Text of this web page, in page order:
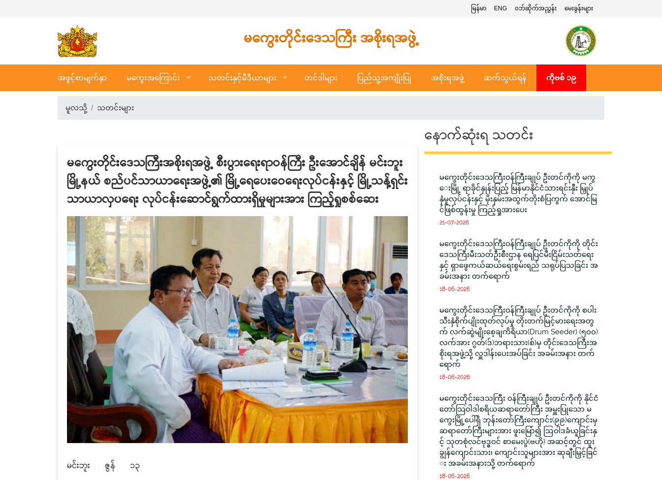
မေးခွန်းများ
ဝဘ်ဆိုက်အညွှန်း
ENG
မြန်မာ
မကွေးတိုင်းဒေသကြီး အစိုးရအဖွဲ့
အဖွင့်စာမျက်နှာ မကွေးအကြောင်း သတင်းနှင့်မီဒီယာများ တင်ဒါများ ပြည်သူ့အကျိုးပြု အစိုးရအဖွဲ့ ဆက်သွယ်ရန် ကိုဗစ် ၁၉
မူလသို့ သတင်းများ
မကွေးတိုင်းဒေသကြီးအစိုးရအဖွဲ့ စီးပွားရေးရာဝန်ကြီး ဦးအောင်ချိန် မင်းဘူး
မြို့နယ် စည်ပင်သာယာရေးအဖွဲ့၏ မြို့ရေပေးဝေရေးလုပ်ငန်းနှင့် မြို့သန့်ရှင်း
သာယာလှပရေး လုပ်ငန်းဆောင်ရွက်ထားရှိမှုများအား ကြည့်ရှုစစ်ဆေး
မင်းဘူး ဇွန် ၁၃
နောက်ဆုံးရ သတင်း
မကွေးတိုင်းဒေသကြီးဝန်ကြီးချုပ် ဦးတင်ကိုကို မကွ
ေးမြို့ ရာခိုင်နှုန်းပြည့် မြန်မာနိုင်ငံသားရင်းနှီး မြှုပ်
နှံမှုလုပ်ငန်းနှင့် မိုးနှမ်းအထွက်တိုးစံပြကွက် အောင်မြ
င်ဖြစ်ထွန်းမှု ကြည့်ရှုအားပေး
21-07-2026
မကွေးတိုင်းဒေသကြီးဝန်ကြီးချုပ် ဦးတင်ကိုကို တိုင်း
ဒေသကြီးမီးသတ်ဦးစီးဌာန ရေပြင်မီးငြိမ်းသတ်ရေး
နှင့် ရှာဖွေကယ်ဆယ်ရေးစွမ်းရည် သရုပ်ပြသခြင်း အ
ခမ်းအနား တက်ရောက်
18-06-2026
မကွေးတိုင်းဒေသကြီးဝန်ကြီးချုပ် ဦးတင်ကိုကို စပါး
သီးနှံစိုက်ပျိုးထုတ်လုပ်မှု တိုးတက်မြင့်မားရေးအတွ
က် လက်ဆွဲမျိုးစေ့ချကိရိယာ(Drum Seeder) (၅၀၀)
လက်အား ဂွတ်(ဒ်)ဘရားသား(စ်)မှ တိုင်းဒေသကြီးအ
စိုးရအဖွဲ့သို့ လှူဒါန်းပေးအပ်ခြင်း အခမ်းအနား တက်
ရောက်
18-06-2026
မကွေးတိုင်းဒေသကြီး ဝန်ကြီးချုပ် ဦးတင်ကိုကို နိုင်ငံ
တော်သြဝါဒါစရိယဆရာတော်ကြီး အမှူးပြုသော မ
ကွေးမြို့ပေါ်ရှိ ဘုန်းတော်ကြီးကျောင်း(၉၉)ကျောင်းမှ
ဆရာတော်ကြီးများအား ဖူးမြော်၍ ဩဝါဒခံယူခြင်းနှ
င့် သုတစုံလင်ဗုဒ္ဓဝင် စာမေးပွဲ(ဗဟို) အဆင့်တွင် ထူး
ချွန်ကျောင်းသား၊ ကျောင်းသူများအား ဆုချီးမြှင့်ခြင်
း အခမ်းအနားသို့ တက်ရောက်
18-06-2026